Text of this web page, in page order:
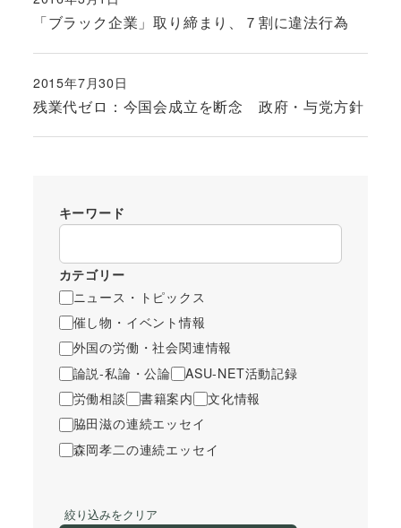
「ブラック企業」取り締まり、７割に違法行為
投稿日
残業代ゼロ：今国会成立を断念 政府・与党方針
投稿日
2015年7月30日
キーワード
カテゴリー
ニュース・トピックス
催し物・イベント情報
外国の労働・社会関連情報
論説-私論・公論
ASU-NET活動記録
労働相談
書籍案内
文化情報
脇田滋の連続エッセイ
森岡孝二の連続エッセイ
絞り込みをクリア